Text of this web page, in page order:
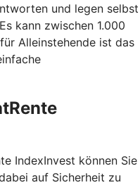
und legen selbst
kann zwischen 1.000
Alleinstehende ist das
IndexInvest können Sie
auf Sicherheit zu